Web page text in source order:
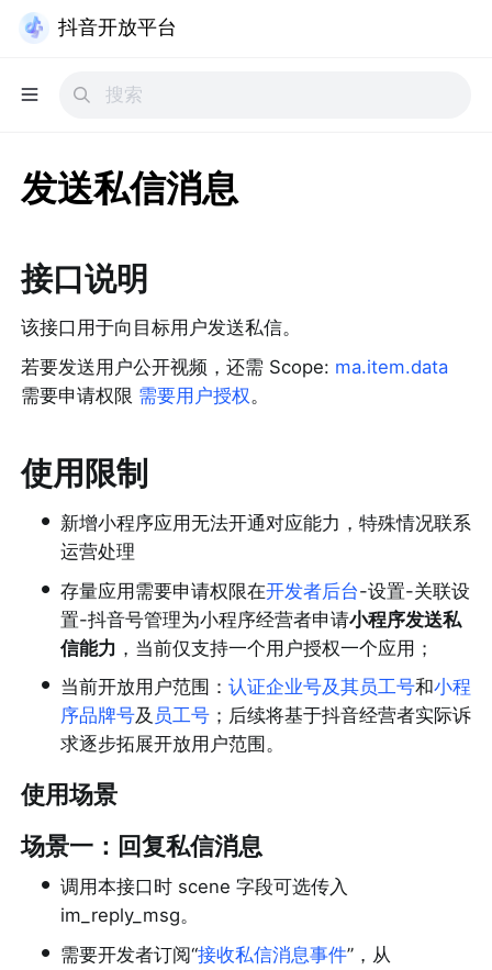
抖音开放平台
发送私信消息
接口说明
该接口用于向目标用户发送私信。
若要发送用户公开视频，还需 Scope: ma.item.data
需要申请权限 需要用户授权。
使用限制
• 新增小程序应用无法开通对应能力，特殊情况联系
运营处理
• 存量应用需要申请权限在开发者后台-设置-关联设
置-抖音号管理为小程序经营者申请小程序发送私
信能力 ，当前仅支持一个用户授权一个应用；
• 当前开放用户范围： 认证企业号及其员工号和小程
序品牌号及 员工号；后续将基于抖音经营者实际诉
求逐步拓展开放用户范围。
使用场景
场景一：回复私信消息
• 调用本接口时 scene 字段可选传入
im_reply_msg。
• 需要开发者订阅“接收私信消息事件”，从